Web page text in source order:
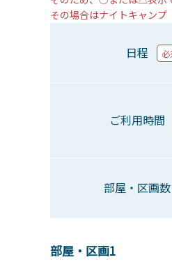
その場合はナイトキャンプ
日程
ご利用時間
部屋・区画数
部屋・区画1